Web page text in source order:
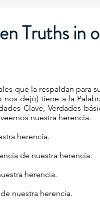
Truths in
que la respaldan para
dejó) tiene a la
Clave, Verdades
nuestra herencia.
herencia.
de nuestra herencia.
herencia.
nuestra herencia.